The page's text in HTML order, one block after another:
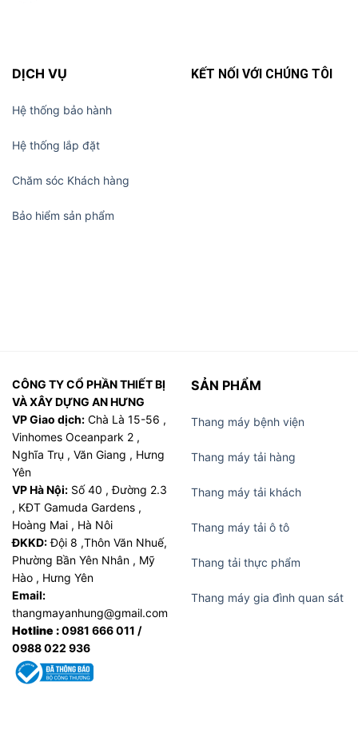
DỊCH VỤ
Hệ thống bảo hành
Hệ thống lắp đặt
Chăm sóc Khách hàng
Bảo hiểm sản phẩm
KẾT NỐI VỚI CHÚNG TÔI
CÔNG TY CỔ PHẦN THIẾT BỊ
VÀ XÂY DỰNG AN HƯNG
VP Giao dịch: Chà Là 15-56 ,
Vinhomes Oceanpark 2 ,
Nghĩa Trụ , Văn Giang , Hưng
Yên
VP Hà Nội: Số 40 , Đường 2.3
, KĐT Gamuda Gardens ,
Hoàng Mai , Hà Nôi
ĐKKD:Đội 8 ,Thôn Văn Nhuế,
Phường Bần Yên Nhân , Mỹ
Hào , Hưng Yên
Email:
thangmayanhung@gmail.com
Hotline :0981 666 011 /
0988 022 936
SẢN PHẨM
Thang máy bệnh viện
Thang máy tải hàng
Thang máy tải khách
Thang máy tải ô tô
Thang tải thực phẩm
Thang máy gia đình quan sát